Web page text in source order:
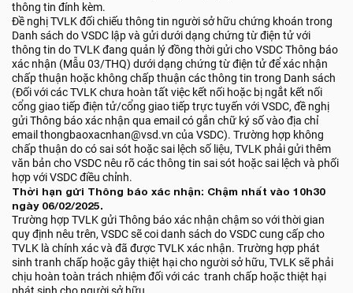
thông tin đính kèm.
Đề nghị TVLK đối chiếu thông tin người sở hữu chứng khoán trong
Danh sách do VSDC lập và gửi dưới dạng chứng từ điện tử với
thông tin do TVLK đang quản lý đồng thời gửi cho VSDC Thông báo
xác nhận (Mẫu 03/THQ) dưới dạng chứng từ điện tử để xác nhận
chấp thuận hoặc không chấp thuận các thông tin trong Danh sách
(Đối với các TVLK chưa hoàn tất việc kết nối hoặc bị ngắt kết nối
cổng giao tiếp điện tử/cổng giao tiếp trực tuyến với VSDC, đề nghị
gửi Thông báo xác nhận qua email có gắn chữ ký số vào địa chỉ
email thongbaoxacnhan@vsd.vn của VSDC). Trường hợp không
chấp thuận do có sai sót hoặc sai lệch số liệu, TVLK phải gửi thêm
văn bản cho VSDC nêu rõ các thông tin sai sót hoặc sai lệch và phối
hợp với VSDC điều chỉnh.
Thời hạn gửi Thông báo xác nhận: Chậm nhất vào 10h30
ngày 06/02/2025.
Trường hợp TVLK gửi Thông báo xác nhận chậm so với thời gian
quy định nêu trên, VSDC sẽ coi danh sách do VSDC cung cấp cho
TVLK là chính xác và đã được TVLK xác nhận. Trường hợp phát
sinh tranh chấp hoặc gây thiệt hại cho người sở hữu, TVLK sẽ phải
chịu hoàn toàn trách nhiệm đối với các tranh chấp hoặc thiệt hại